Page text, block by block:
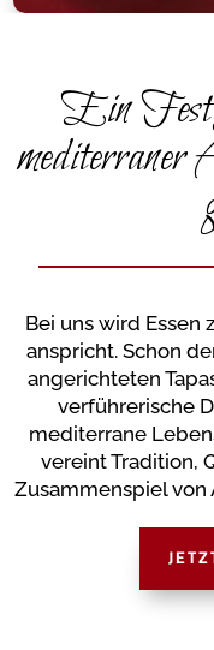
Ein Fest
mediterraner
Bei uns wird Essen
anspricht. Schon
angerichteten
verführerische
mediterrane
vereint Tradition,
Zusammenspiel von